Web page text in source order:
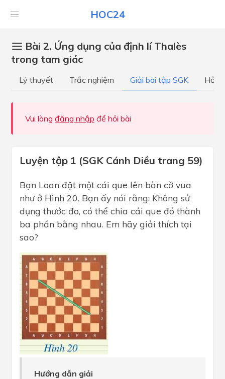
HOC24
Bài 2. Ứng dụng của định lí Thalès
trong tam giác
Lý thuyết Trắc nghiệm Giải bài tập SGK Hỏi
Vui lòng đăng nhập để hỏi bài
Luyện tập 1 (SGK Cánh Diều trang 59)
Bạn Loan đặt một cái que lên bàn cờ vua
như ở Hình 20. Bạn ấy nói rằng: Không sử
dụng thước đo, có thể chia cái que đó thành
ba phần bằng nhau. Em hãy giải thích tại
sao?
Hướng dẫn giải